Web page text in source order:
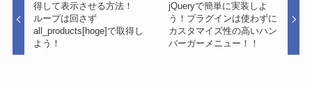
得して表示させる方法！
ループは回さず
all_products[hoge]で取得し
よう！
jQueryで簡単に実装しよ
う！プラグインは使わずに
カスタマイズ性の高いハン
バーガーメニュー！！